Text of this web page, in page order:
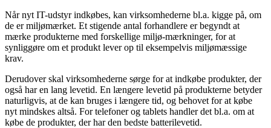
Når nyt IT-udstyr indkøbes, kan virksomhederne bl.a. kigge på, om
de er miljømærket. Et stigende antal forhandlere er begyndt at
mærke produkterne med forskellige miljø-mærkninger, for at
synliggøre om et produkt lever op til eksempelvis miljømæssige
krav.
Derudover skal virksomhederne sørge for at indkøbe produkter, der
også har en lang levetid. En længere levetid på produkterne betyder
naturligvis, at de kan bruges i længere tid, og behovet for at købe
nyt mindskes altså. For telefoner og tablets handler det bl.a. om at
købe de produkter, der har den bedste batterilevetid.